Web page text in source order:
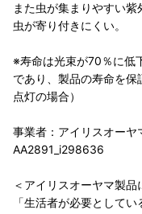
また虫が集まりやすい紫
虫が寄り付きにくい。
※寿命は光束が70％に低
であり、製品の寿命を
点灯の場合）
事業者：アイリスオーヤ
AA2891_i298636
＜アイリスオーヤマ製品
「生活者が必要として